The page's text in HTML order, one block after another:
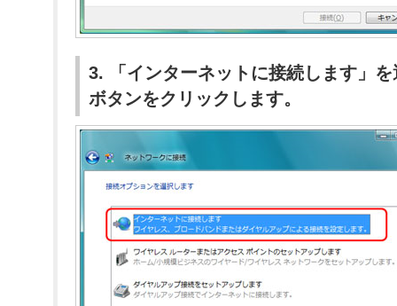
3. 「インターネットに接続します」
ボタンをクリックします。